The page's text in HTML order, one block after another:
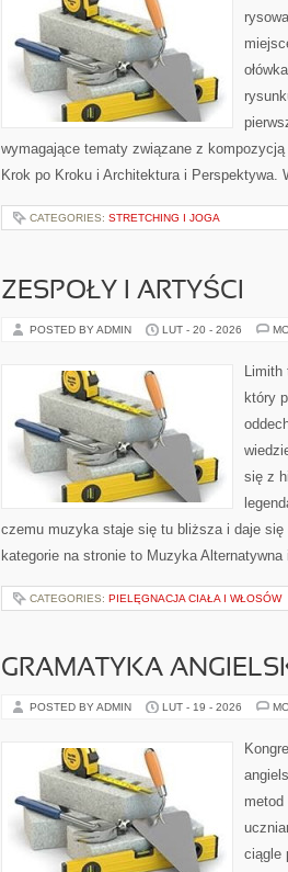
wymagające tematy związane z
Krok po Kroku i Architektura i Perspektywa.
CATEGORIES: STRETCHING I JOGA
ZESPOŁY I ARTYŚCI
POSTED BY ADMIN LUT - 20 - 2026
Limith
który
się z
czemu muzyka staje się tu bliższa i daje się
kategorie na stronie to Muzyka
CATEGORIES: PIELĘGNACJA CIAŁA I WŁOSÓW
GRAMATYKA
POSTED BY ADMIN LUT - 19 - 2026
metod
ciągle